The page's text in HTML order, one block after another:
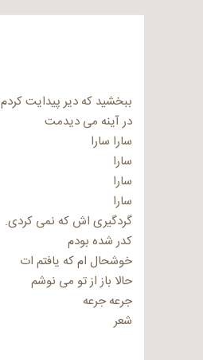
ببخشید که دیر پیدایت کردم
در آینه می دیدمت
سارا سارا
سارا
سارا
سارا
گردگیری اش که نمی کردی.
کدر شده بودم
خوشحال ام که یافتم ات
حالا باز از تو می نوشم
جرعه جرعه
شعر